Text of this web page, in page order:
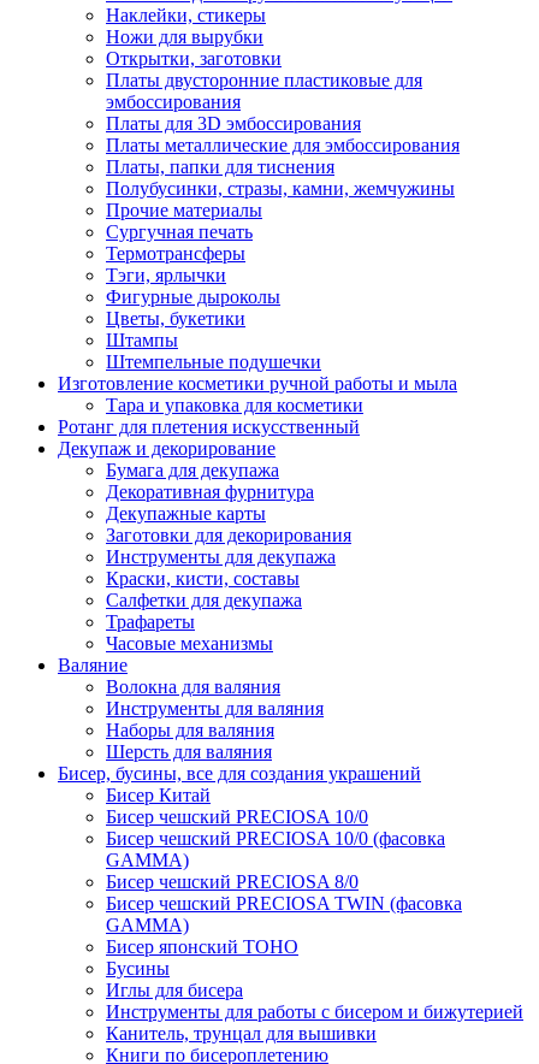
Наклейки, стикеры
Ножи для вырубки
Открытки, заготовки
Платы двусторонние пластиковые для
эмбоссирования
Платы для 3D эмбоссирования
Платы металлические для эмбоссирования
Платы, папки для тиснения
Полубусинки, стразы, камни, жемчужины
Прочие материалы
Сургучная печать
Термотрансферы
Тэги, ярлычки
Фигурные дыроколы
Цветы, букетики
Штампы
Штемпельные подушечки
Изготовление косметики ручной работы и мыла
Тара и упаковка для косметики
Ротанг для плетения искусственный
Декупаж и декорирование
Бумага для декупажа
Декоративная фурнитура
Декупажные карты
Заготовки для декорирования
Инструменты для декупажа
Краски, кисти, составы
Салфетки для декупажа
Трафареты
Часовые механизмы
Валяние
Волокна для валяния
Инструменты для валяния
Наборы для валяния
Шерсть для валяния
Бисер, бусины, все для создания украшений
Бисер Китай
Бисер чешский PRECIOSA 10/0
Бисер чешский PRECIOSA 10/0 (фасовка
GAMMA)
Бисер чешский PRECIOSA 8/0
Бисер чешский PRECIOSA TWIN (фасовка
GAMMA)
Бисер японский TOHO
Бусины
Иглы для бисера
Инструменты для работы с бисером и бижутерией
Канитель, трунцал для вышивки
Книги по бисероплетению